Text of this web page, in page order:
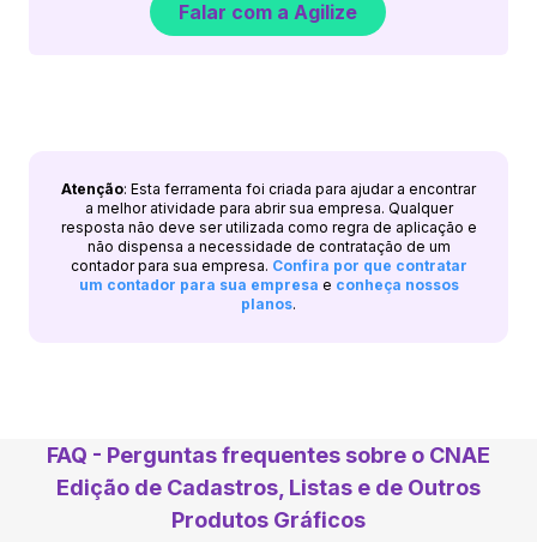
Falar com a Agilize
Atenção: Esta ferramenta foi criada para ajudar a encontrar
a melhor atividade para abrir sua empresa. Qualquer
resposta não deve ser utilizada como regra de aplicação e
não dispensa a necessidade de contratação de um
contador para sua empresa. Confira por que contratar
um contador para sua empresa e conheça nossos
planos.
FAQ - Perguntas frequentes sobre o CNAE
Edição de Cadastros, Listas e de Outros
Produtos Gráficos